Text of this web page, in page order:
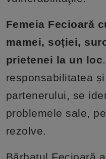
Femeia Fecioară
mamei, soției,
prietenei la un loc
responsabilitatea
partenerului, se
problemele sale,
rezolve.
Bărbatul Fecioară